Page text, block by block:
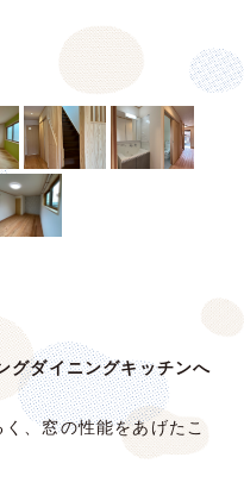
グダイニングキッチンへ
、窓の性能をあげたこ